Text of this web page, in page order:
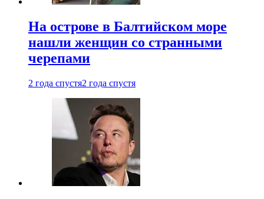
На острове в Балтийском море
нашли женщин со странными
черепами
2 года спустя2 года спустя